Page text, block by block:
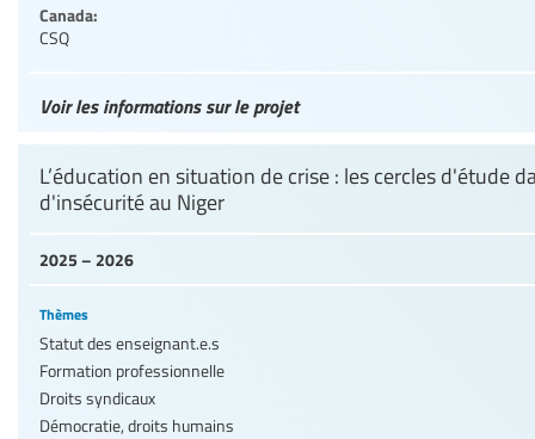
Canada:
CSQ
Voir les informations sur le projet
2025 – 2026
L’éducation en situation de crise : les cercles d'étude
d'insécurité au Niger
Thèmes
Statut des enseignant.e.s
Formation professionnelle
Droits syndicaux
Démocratie, droits humains